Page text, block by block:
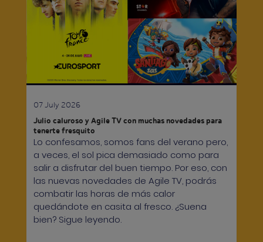
07 July 2026
Julio caluroso y Agile TV con muchas novedades para
tenerte fresquito
Lo confesamos, somos fans del verano pero,
a veces, el sol pica demasiado como para
salir a disfrutar del buen tiempo. Por eso, con
las nuevas novedades de Agile TV, podrás
combatir las horas de más calor
quedándote en casita al fresco. ¿Suena
bien? Sigue leyendo.